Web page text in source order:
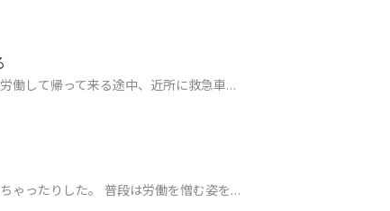
働して帰って来る途中、近所に救急車…
ゃったりした。 普段は労働を憎む姿を…